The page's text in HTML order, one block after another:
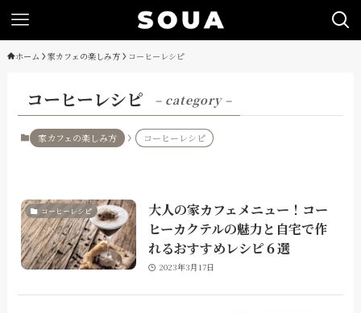
ホーム 家カフェの楽しみ方 コーヒーレシピ
コーヒーレシピ – category –
家カフェの楽しみ方 コーヒーレシピ
コーヒーレシピ
大人の家カフェメニュー！コー
ヒーカクテルの魅力と自宅で作
れるおすすめレシピ６選
2023年3月17日